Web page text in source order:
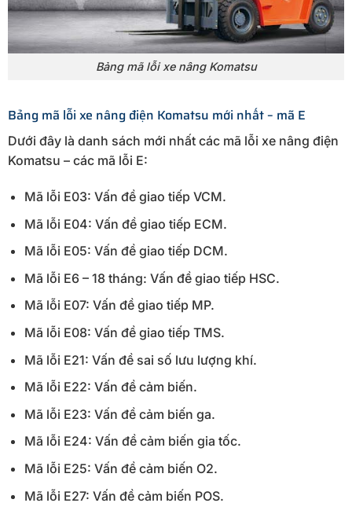
Bảng mã lỗi xe nâng Komatsu
Bảng mã lỗi xe nâng điện Komatsu mới nhất – mã E
Dưới đây là danh sách mới nhất các mã lỗi xe nâng điện
Komatsu – các mã lỗi E:
Mã lỗi E03: Vấn đề giao tiếp VCM.
Mã lỗi E04: Vấn đề giao tiếp ECM.
Mã lỗi E05: Vấn đề giao tiếp DCM.
Mã lỗi E6 – 18 tháng: Vấn đề giao tiếp HSC.
Mã lỗi E07: Vấn đề giao tiếp MP.
Mã lỗi E08: Vấn đề giao tiếp TMS.
Mã lỗi E21: Vấn đề sai số lưu lượng khí.
Mã lỗi E22: Vấn đề cảm biến.
Mã lỗi E23: Vấn đề cảm biến ga.
Mã lỗi E24: Vấn đề cảm biến gia tốc.
Mã lỗi E25: Vấn đề cảm biến O2.
Mã lỗi E27: Vấn đề cảm biến POS.